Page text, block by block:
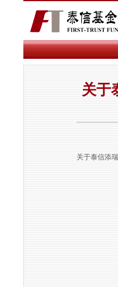
关于
关于泰信添